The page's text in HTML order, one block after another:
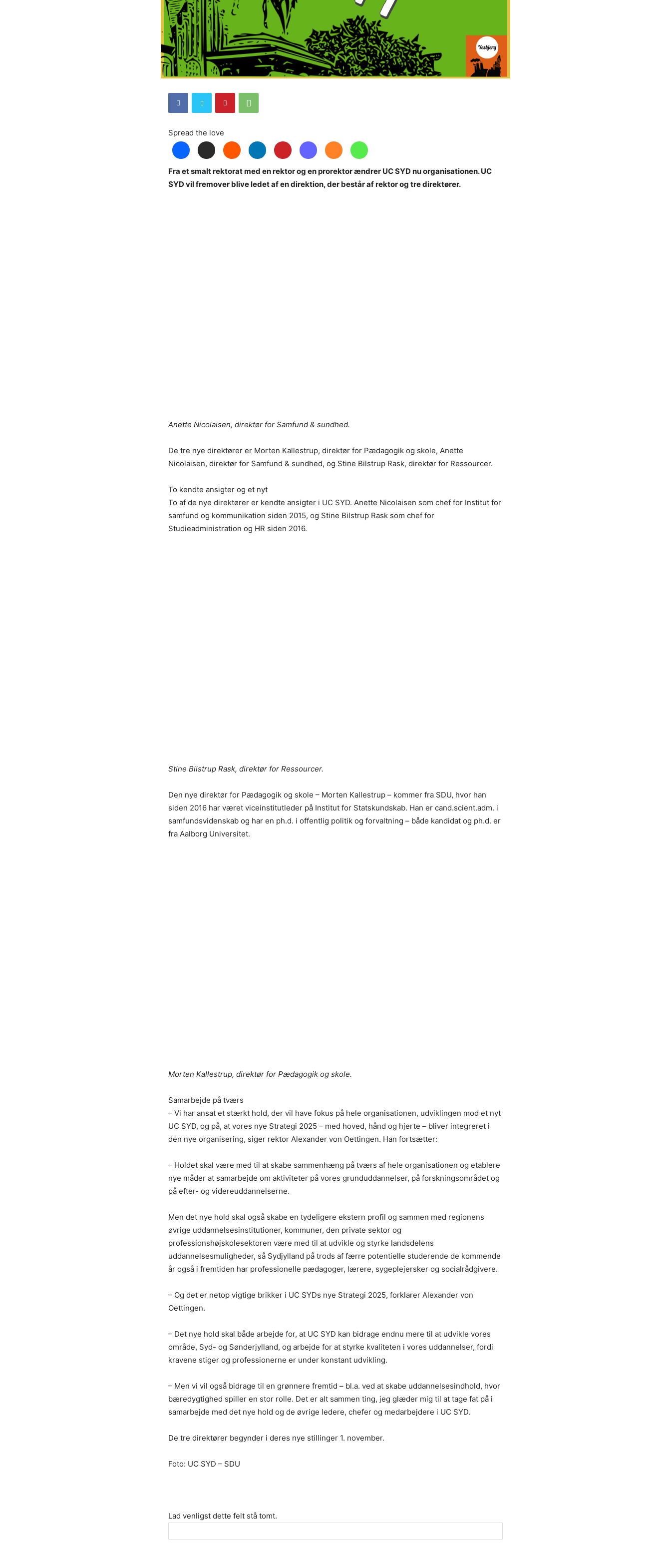
Spread the love
Fra et smalt rektorat med en rektor og en prorektor ændrer UC SYD nu organisationen. UC
SYD vil fremover blive ledet af en direktion, der består af rektor og tre direktører.
Anette Nicolaisen, direktør for Samfund & sundhed.
De tre nye direktører er Morten Kallestrup, direktør for Pædagogik og skole, Anette
Nicolaisen, direktør for Samfund & sundhed, og Stine Bilstrup Rask, direktør for Ressourcer.
To kendte ansigter og et nyt
To af de nye direktører er kendte ansigter i UC SYD. Anette Nicolaisen som chef for Institut for
samfund og kommunikation siden 2015, og Stine Bilstrup Rask som chef for
Studieadministration og HR siden 2016.
Stine Bilstrup Rask, direktør for Ressourcer.
Den nye direktør for Pædagogik og skole – Morten Kallestrup – kommer fra SDU, hvor han
siden 2016 har været viceinstitutleder på Institut for Statskundskab. Han er cand.scient.adm. i
samfundsvidenskab og har en ph.d. i offentlig politik og forvaltning – både kandidat og ph.d. er
fra Aalborg Universitet.
Morten Kallestrup, direktør for Pædagogik og skole.
Samarbejde på tværs
– Vi har ansat et stærkt hold, der vil have fokus på hele organisationen, udviklingen mod et nyt
UC SYD, og på, at vores nye Strategi 2025 – med hoved, hånd og hjerte – bliver integreret i
den nye organisering, siger rektor Alexander von Oettingen. Han fortsætter:
– Holdet skal være med til at skabe sammenhæng på tværs af hele organisationen og etablere
nye måder at samarbejde om aktiviteter på vores grunduddannelser, på forskningsområdet og
på efter- og videreuddannelserne.
Men det nye hold skal også skabe en tydeligere ekstern profil og sammen med regionens
øvrige uddannelsesinstitutioner, kommuner, den private sektor og
professionshøjskolesektoren være med til at udvikle og styrke landsdelens
uddannelsesmuligheder, så Sydjylland på trods af færre potentielle studerende de kommende
år også i fremtiden har professionelle pædagoger, lærere, sygeplejersker og socialrådgivere.
– Og det er netop vigtige brikker i UC SYDs nye Strategi 2025, forklarer Alexander von
Oettingen.
– Det nye hold skal både arbejde for, at UC SYD kan bidrage endnu mere til at udvikle vores
område, Syd- og Sønderjylland, og arbejde for at styrke kvaliteten i vores uddannelser, fordi
kravene stiger og professionerne er under konstant udvikling.
– Men vi vil også bidrage til en grønnere fremtid – bl.a. ved at skabe uddannelsesindhold, hvor
bæredygtighed spiller en stor rolle. Det er alt sammen ting, jeg glæder mig til at tage fat på i
samarbejde med det nye hold og de øvrige ledere, chefer og medarbejdere i UC SYD.
De tre direktører begynder i deres nye stillinger 1. november.
Foto: UC SYD – SDU
Lad venligst dette felt stå tomt.